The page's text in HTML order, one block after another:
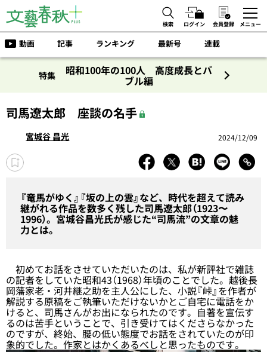
検索 ログイン 会員登録 メニュー
動画 記事 ランキング 最新号 連載
特集 昭和100年の100人 高度成長とバ
ブル編
司馬遼太郎 座談の名手
宮城谷 昌光 2024/12/09
『竜馬がゆく』『坂の上の雲』など、時代を超えて読み
継がれる作品を数多く残した司馬遼太郎（1923〜
1996）。宮城谷昌光氏が感じた“司馬流”の文章の魅
力とは。
初めてお話をさせていただいたのは、私が新評社で雑誌
の記者をしていた昭和43（1968）年頃のことでした。越後長
岡藩家老・河井継之助を主人公にした、小説『峠』を作者が
解説する原稿をご執筆いただけないかとご自宅に電話をか
けると、司馬さんがお出になられたのです。自著を宣伝す
るのは苦手ということで、引き受けてはくださらなかった
のですが、終始、腰の低い態度でお話をされていたのが印
象的でした。作家とはかくあるべしと思ったものです。